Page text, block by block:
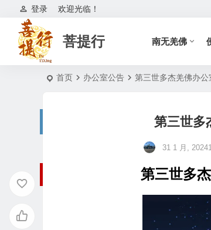
欢迎光临！
登录
菩提行 南无羌佛
首页 办公室公告 第三世多杰羌佛办公
第三世多
31 1 月,
第三世多